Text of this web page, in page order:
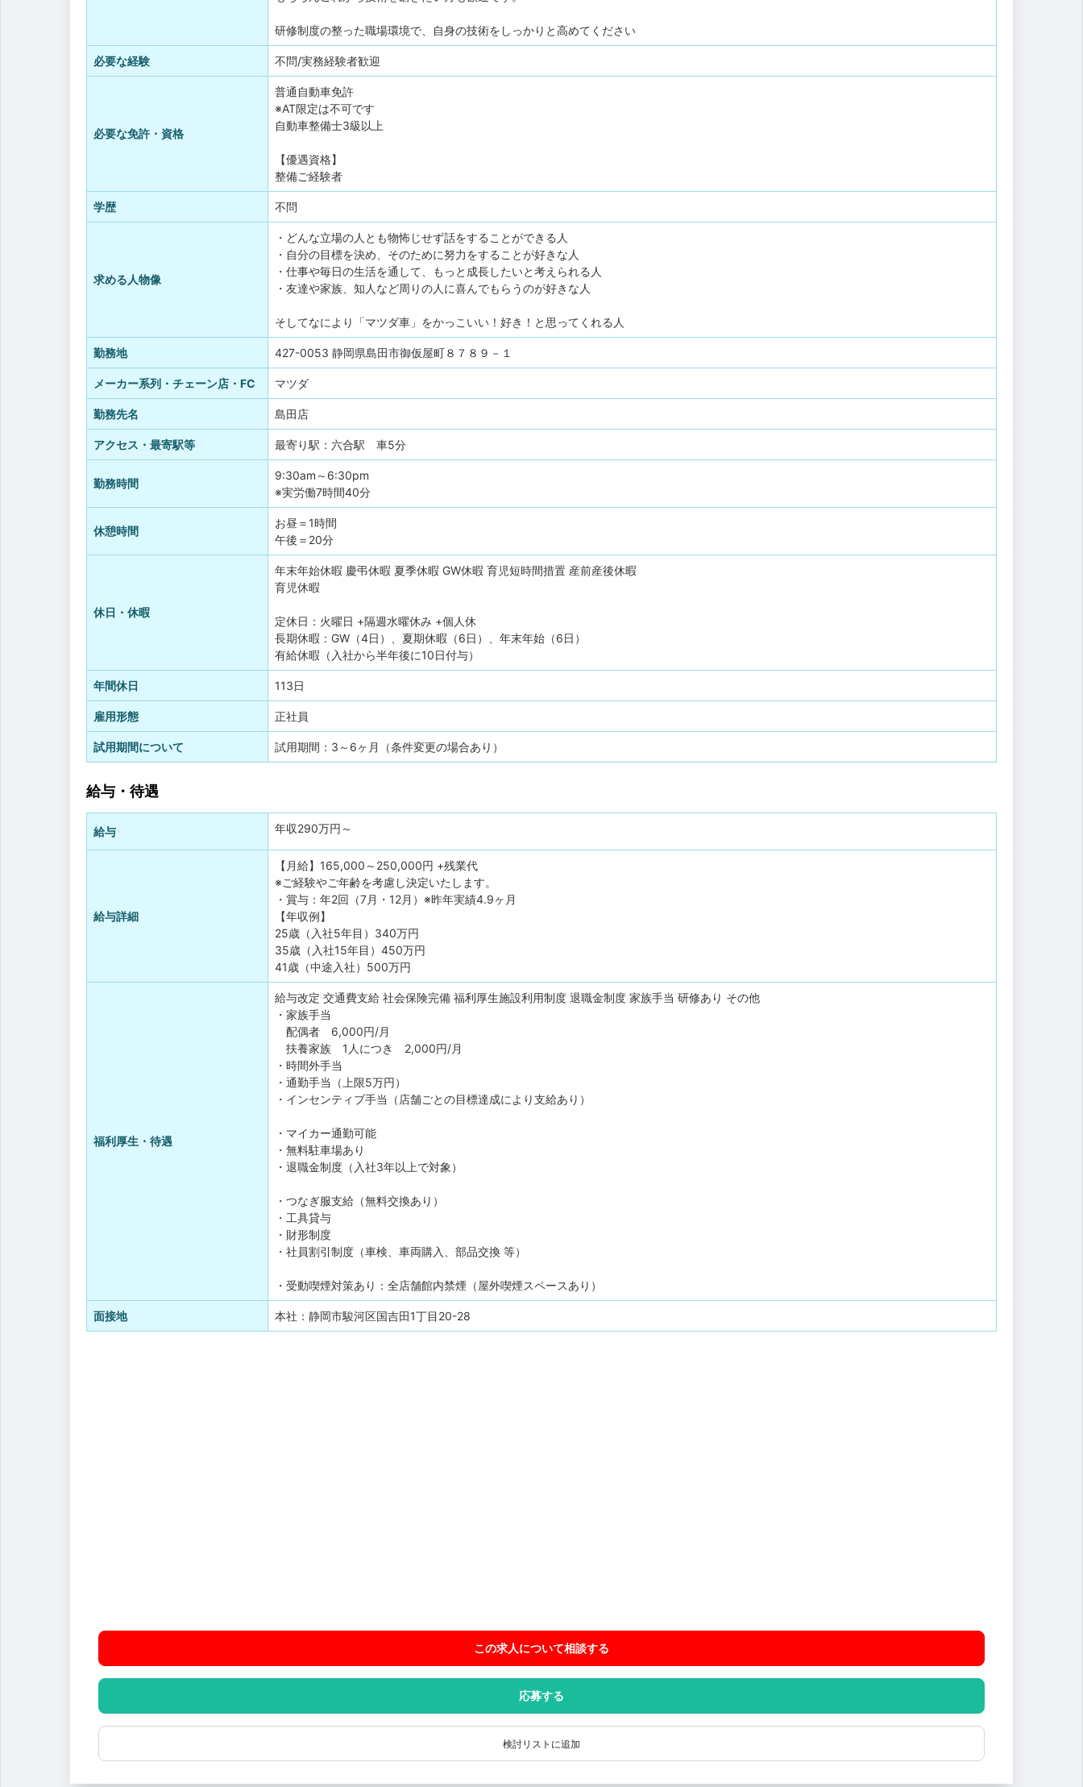
研修制度の整った職場環境で、自身の技術をしっかりと高めてください
必要な経験 不問/実務経験者歓迎
必要な免許・資格
普通自動車免許
※AT限定は不可です
自動車整備士3級以上
【優遇資格】
整備ご経験者
学歴 不問
求める人物像
・どんな立場の人とも物怖じせず話をすることができる人
・自分の目標を決め、そのために努力をすることが好きな人
・仕事や毎日の生活を通して、もっと成長したいと考えられる人
・友達や家族、知人など周りの人に喜んでもらうのが好きな人
そしてなにより「マツダ車」をかっこいい！好き！と思ってくれる人
勤務地 427-0053 静岡県島田市御仮屋町８７８９－１
メーカー系列・チェーン店・FC マツダ
勤務先名 島田店
アクセス・最寄駅等 最寄り駅：六合駅 車5分
勤務時間
9:30am～6:30pm
※実労働7時間40分
休憩時間
お昼＝1時間
午後＝20分
休日・休暇
年末年始休暇 慶弔休暇 夏季休暇 GW休暇 育児短時間措置 産前産後休暇
育児休暇
定休日：火曜日 +隔週水曜休み +個人休
長期休暇：GW（4日）、夏期休暇（6日）、年末年始（6日）
有給休暇（入社から半年後に10日付与）
年間休日 113日
雇用形態 正社員
試用期間について 試用期間：3～6ヶ月（条件変更の場合あり）
給与・待遇
給与 年収290万円 ～
給与詳細
【月給】165,000～250,000円 +残業代
※ご経験やご年齢を考慮し決定いたします。
・賞与：年2回（7月・12月）※昨年実績4.9ヶ月
【年収例】
25歳（入社5年目）340万円
35歳（入社15年目）450万円
41歳（中途入社）500万円
福利厚生・待遇
給与改定 交通費支給 社会保険完備 福利厚生施設利用制度 退職金制度 家族手当 研修あり その他
・家族手当
配偶者 6,000円/月
扶養家族 1人につき 2,000円/月
・時間外手当
・通勤手当（上限5万円）
・インセンティブ手当（店舗ごとの目標達成により支給あり）
・マイカー通勤可能
・無料駐車場あり
・退職金制度（入社3年以上で対象）
・つなぎ服支給（無料交換あり）
・工具貸与
・財形制度
・社員割引制度（車検、車両購入、部品交換 等）
・受動喫煙対策あり：全店舗館内禁煙（屋外喫煙スペースあり）
面接地 本社：静岡市駿河区国吉田1丁目20-28
この求人について相談する
応募する
検討リストに追加